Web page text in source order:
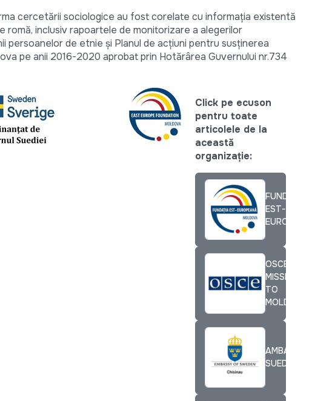
cercetării sociologice au fost corelate cu informația existentă
inclusiv rapoartele de monitorizare a alegerilor
persoanelor de etnie și Planul de acţiuni pentru susţinerea
pe anii 2016-2020 aprobat prin Hotărârea Guvernului nr.734
Click pe ecuson
pentru toate
articolele de la
această
organizație:
FUNDATIA
EST-
EUROPEANĂ
OSCE
MISSION
TO
MOLDOVA
AMBASADA
SUEDIEI